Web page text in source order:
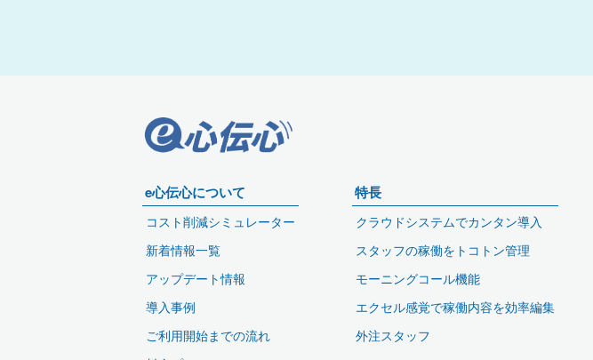
e心伝心について
コスト削減シミュレーター
新着情報一覧
アップデート情報
導入事例
ご利用開始までの流れ
特長
クラウドシステムでカンタン導入
スタッフの稼働をトコトン管理
モーニングコール機能
エクセル感覚で稼働内容を効率編集
外注スタッフ